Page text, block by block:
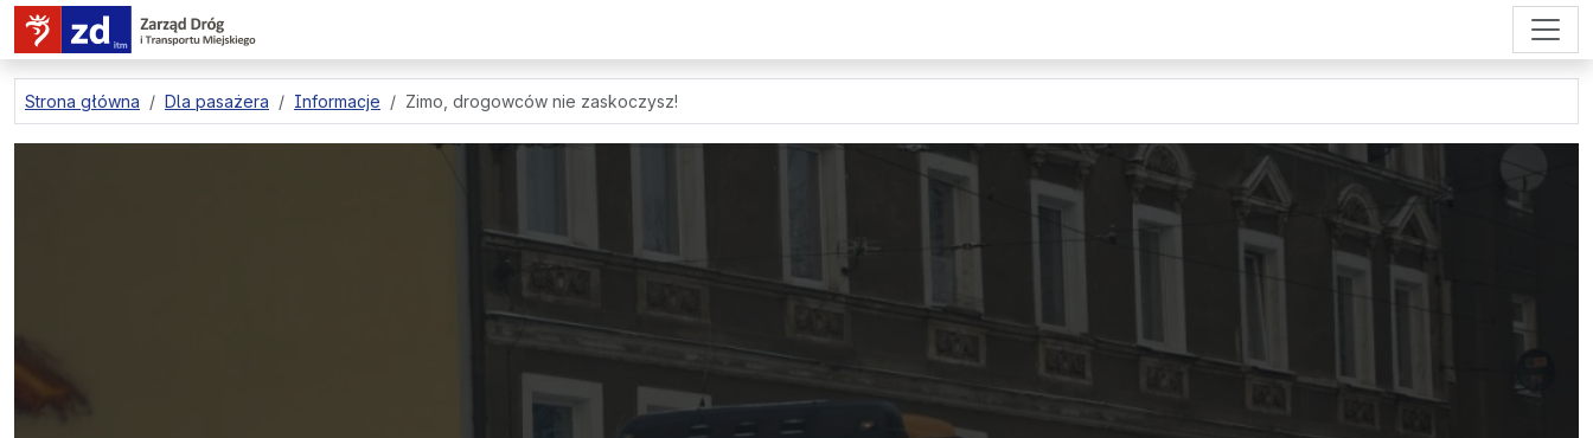
przejdź do treści strony
Strona główna Dla pasażera Informacje Zimo, drogowców nie zaskoczysz!